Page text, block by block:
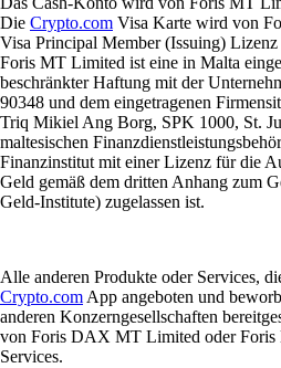
Die Crypto.com Visa Karte wird von
Visa Principal Member (Issuing) Lizenz
Foris MT Limited ist eine in Malta
beschränkter Haftung mit der
90348 und dem eingetragenen
Triq Mikiel Ang Borg, SPK 1000, St.
maltesischen
Finanzinstitut mit einer Lizenz für die
Geld gemäß dem dritten Anhang zum
Geld-Institute) zugelassen ist.
Alle anderen Produkte oder Services,
Crypto.com App angeboten und
anderen Konzerngesellschaften
von Foris DAX MT Limited oder Foris
Services.